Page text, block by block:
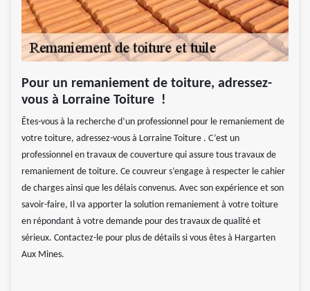
Pour un remaniement de toiture, adressez-
vous à Lorraine Toiture !
Êtes-vous à la recherche d’un professionnel pour le remaniement de
votre toiture, adressez-vous à Lorraine Toiture . C’est un
professionnel en travaux de couverture qui assure tous travaux de
remaniement de toiture. Ce couvreur s’engage à respecter le cahier
de charges ainsi que les délais convenus. Avec son expérience et son
savoir-faire, Il va apporter la solution remaniement à votre toiture
en répondant à votre demande pour des travaux de qualité et
sérieux. Contactez-le pour plus de détails si vous êtes à Hargarten
Aux Mines.